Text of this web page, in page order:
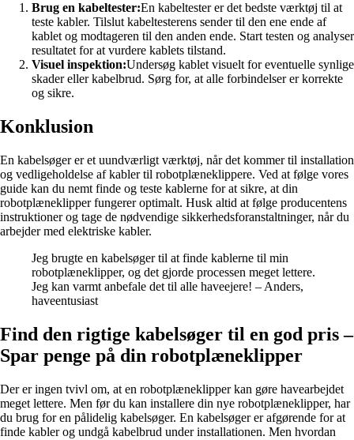
Brug en kabeltester:En kabeltester er det bedste værktøj til at
teste kabler. Tilslut kabeltesterens sender til den ene ende af
kablet og modtageren til den anden ende. Start testen og analyser
resultatet for at vurdere kablets tilstand.
Visuel inspektion:Undersøg kablet visuelt for eventuelle synlige
skader eller kabelbrud. Sørg for, at alle forbindelser er korrekte
og sikre.
Konklusion
En kabelsøger er et uundværligt værktøj, når det kommer til installation
og vedligeholdelse af kabler til robotplæneklippere. Ved at følge vores
guide kan du nemt finde og teste kablerne for at sikre, at din
robotplæneklipper fungerer optimalt. Husk altid at følge producentens
instruktioner og tage de nødvendige sikkerhedsforanstaltninger, når du
arbejder med elektriske kabler.
Jeg brugte en kabelsøger til at finde kablerne til min
robotplæneklipper, og det gjorde processen meget lettere.
Jeg kan varmt anbefale det til alle haveejere! – Anders,
haveentusiast
Find den rigtige kabelsøger til en god pris –
Spar penge på din robotplæneklipper
Der er ingen tvivl om, at en robotplæneklipper kan gøre havearbejdet
meget lettere. Men før du kan installere din nye robotplæneklipper, har
du brug for en pålidelig kabelsøger. En kabelsøger er afgørende for at
finde kabler og undgå kabelbrud under installationen. Men hvordan